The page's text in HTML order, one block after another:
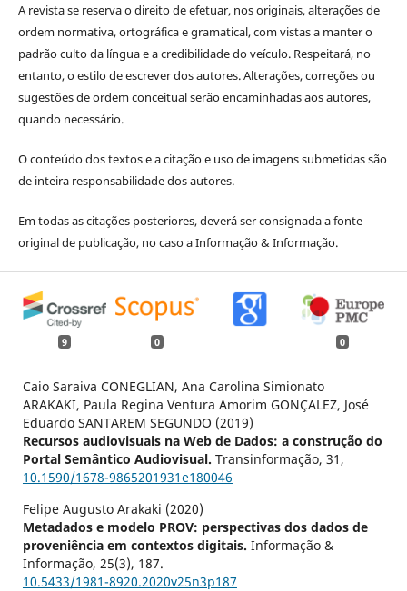
A revista se reserva o direito de efetuar, nos originais, alterações de
ordem normativa, ortográfica e gramatical, com vistas a manter o
padrão culto da língua e a credibilidade do veículo. Respeitará, no
entanto, o estilo de escrever dos autores. Alterações, correções ou
sugestões de ordem conceitual serão encaminhadas aos autores,
quando necessário.
O conteúdo dos textos e a citação e uso de imagens submetidas são
de inteira responsabilidade dos autores.
Em todas as citações posteriores, deverá ser consignada a fonte
original de publicação, no caso a Informação & Informação.
9 0 0
Caio Saraiva CONEGLIAN, Ana Carolina Simionato
ARAKAKI, Paula Regina Ventura Amorim GONÇALEZ, José
Eduardo SANTAREM SEGUNDO (2019)
Recursos audiovisuais na Web de Dados: a construção do
Portal Semântico Audiovisual. Transinformação, 31 ,
10.1590/1678-9865201931e180046
Felipe Augusto Arakaki (2020)
Metadados e modelo PROV: perspectivas dos dados de
proveniência em contextos digitais. Informação &
Informação, 25(3), 187.
10.5433/1981-8920.2020v25n3p187